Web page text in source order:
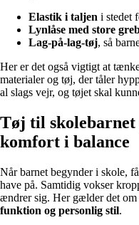
Elastik i taljen i stedet
Lynlåse med store
Lag-på-lag-tøj, så
Her er det også vigtigt at
materialer og tøj, der tåler
al slags vejr, og tøjet skal
Tøj til skolebarnet
komfort i balance
Når barnet begynder i skole,
have på. Samtidig vokser
ændrer sig. Her gælder det om
funktion og personlig stil.